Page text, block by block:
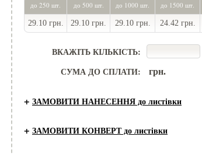
до 250 шт. до 500 шт. до 1000 шт. до 1500 шт.
29.10 грн. 29.10 грн. 29.10 грн. 24.42 грн.
ВКАЖІТЬ КІЛЬКІСТЬ:
СУМА ДО СПЛАТИ: грн.
+ ЗАМОВИТИ НАНЕСЕННЯ до листівки
+ ЗАМОВИТИ КОНВЕРТ до листівки